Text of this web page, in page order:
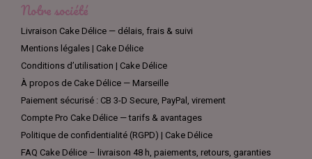
Notre société
Livraison Cake Délice — délais, frais & suivi
Mentions légales | Cake Délice
Conditions d’utilisation | Cake Délice
À propos de Cake Délice — Marseille
Paiement sécurisé : CB 3-D Secure, PayPal, virement
Compte Pro Cake Délice — tarifs & avantages
Politique de confidentialité (RGPD) | Cake Délice
FAQ Cake Délice – livraison 48 h, paiements, retours, garanties